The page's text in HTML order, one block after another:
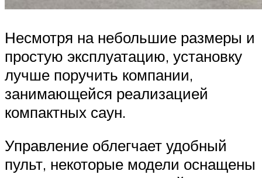
Несмотря на небольшие размеры и
простую эксплуатацию, установку
лучше поручить компании,
занимающейся реализацией
компактных саун.
Управление облегчает удобный
пульт, некоторые модели оснащены